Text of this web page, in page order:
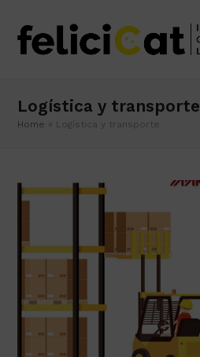
Logística y transporte
Home » Logística y transporte